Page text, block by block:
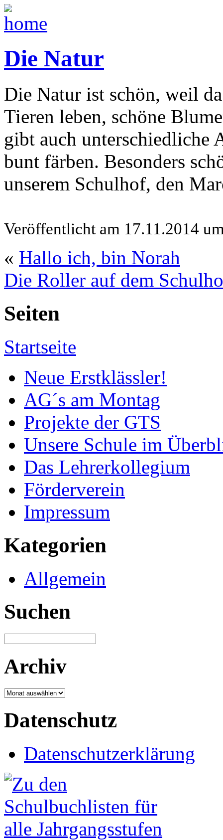
Die Natur
Die Natur ist schön, weil
Tieren leben, schöne
gibt auch unterschiedliche
bunt färben. Besonders
unserem Schulhof, den
Veröffentlicht am 17.11.2014
« Hallo ich, bin Norah
Die Roller auf dem
Seiten
Startseite
Neue Erstklässler!
AG´s am Montag
Projekte der GTS
Unsere Schule im
Das Lehrerkollegium
Förderverein
Impressum
Kategorien
Allgemein
Suchen
Archiv
Archiv
Datenschutz
Datenschutzerklärung